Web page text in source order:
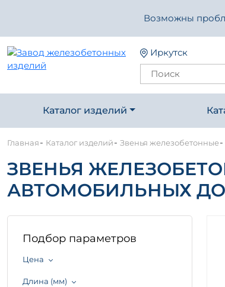
Возможны
Иркутск
Каталог изделий
Главная- Каталог изделий- Звенья железобетонные-
ЗВЕНЬЯ
АВТОМОБИЛЬНЫХ
Подбор параметров
Цена
Длина (мм)